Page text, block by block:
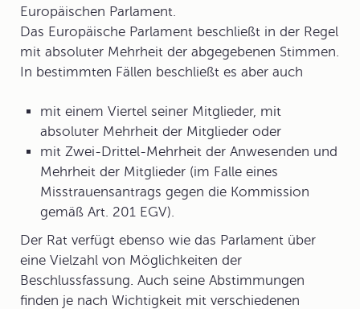
Europäischen Parlament.
Das Europäische Parlament beschließt in der Regel
mit absoluter Mehrheit der abgegebenen Stimmen.
In bestimmten Fällen beschließt es aber auch
mit einem Viertel seiner Mitglieder, mit
absoluter Mehrheit der Mitglieder oder
mit Zwei-Drittel-Mehrheit der Anwesenden und
Mehrheit der Mitglieder (im Falle eines
Misstrauensantrags gegen die Kommission
gemäß Art. 201 EGV).
Der Rat verfügt ebenso wie das Parlament über
eine Vielzahl von Möglichkeiten der
Beschlussfassung. Auch seine Abstimmungen
finden je nach Wichtigkeit mit verschiedenen